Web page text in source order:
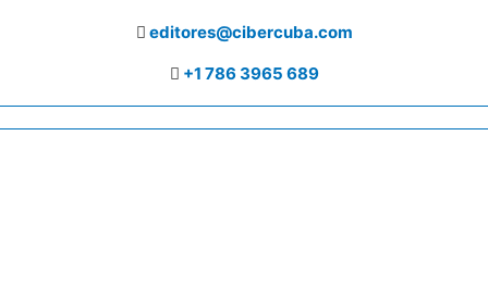
editores@cibercuba.com
+1 786 3965 689